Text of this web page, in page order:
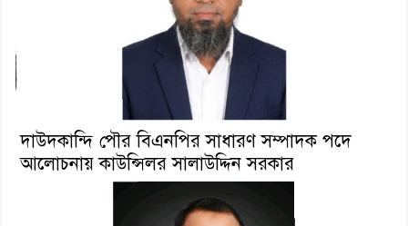
দাউদকান্দি পৌর বিএনপির সাধারণ সম্পাদক পদে
আলোচনায় কাউন্সিলর সালাউদ্দিন সরকার